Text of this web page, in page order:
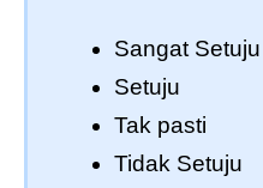
Sangat Setuju
Setuju
Tak pasti
Tidak Setuju